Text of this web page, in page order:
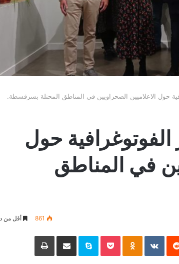
حول الاعلاميين الصحراويين في المناطق المحتلة بسرقسطة.
حول
في المناطق
861 أقل من
‏Reddit
‏VKontakte
Pocket
Skype مشاركة عبر البريد